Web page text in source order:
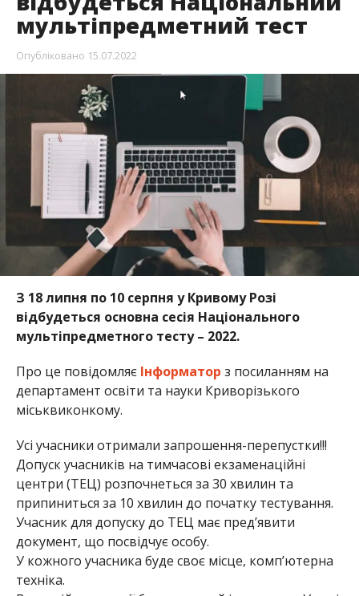
мультіпредметний тест
Опубліковано 15.07.2022
З 18 липня по 10 серпня у Кривому Розі
відбудеться основна сесія Національного
мультіпредметного тесту – 2022.
Про це повідомляє Інформатор з посиланням на
департамент освіти та науки Криворізького
міськвиконкому.
Усі учасники отримали запрошення-перепустки!!!
Допуск учасників на тимчасові екзаменаційні
центри (ТЕЦ) розпочнеться за 30 хвилин та
припиниться за 10 хвилин до початку тестування.
Учасник для допуску до ТЕЦ має пред’явити
документ, що посвідчує особу.
У кожного учасника буде своє місце, комп’ютерна
техніка.